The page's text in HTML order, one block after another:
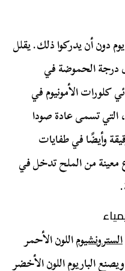
دون أن يدركوا ذلك. يقلل
درجة الحموضة في
كلورات الأمونيوم في
التي تسمى عادة صودا
وأيضًا في طفايات
معينة من الملح تدخل في
السترونشيوماللون الأحمر
الباريوم اللون الأخضر